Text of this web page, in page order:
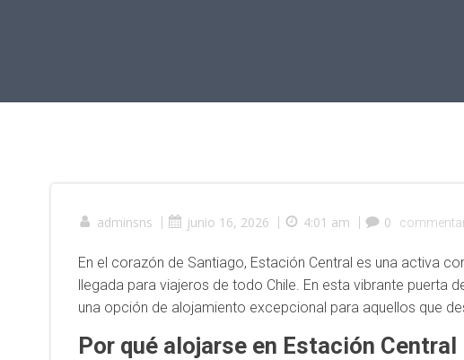
adminsns | junio 16, 2026 | 4:01 am | 0
En el corazón de Santiago, Estación Central es una activa
llegada para viajeros de todo Chile. En esta vibrante puerta
una opción de alojamiento excepcional para aquellos que
Por qué alojarse en Estación Central